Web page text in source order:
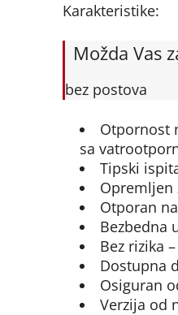
Karakteristike:
Možda Vas
bez postova
Otpornost
sa
Tipski
Opremljen
Otporan
Bezbedna
Bez rizika
Dostupna
Osiguran
Verzija od